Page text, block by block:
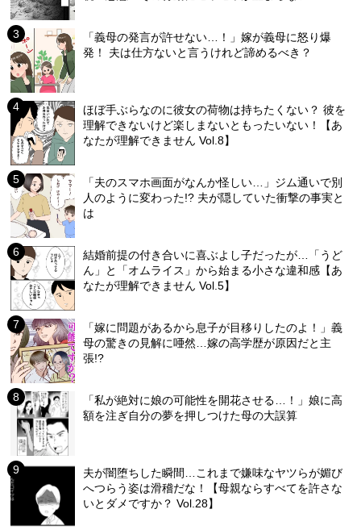
「義母の発言が許せない…！」嫁が義母に怒り爆
発！ 夫は仕方ないと言うけれど諦めるべき？
ほぼ手ぶらなのに彼女の荷物は持ちたくない？ 彼を
理解できないけど楽しまないともったいない！【あ
なたが理解できません Vol.8】
「夫のスマホ画面がなんか怪しい…」ジム通いで別
人のように変わった!? 夫が隠していた衝撃の事実と
は
結婚前提の付き合いに喜ぶよし子だったが…「うど
ん」と「オムライス」から始まる小さな違和感【あ
なたが理解できません Vol.5】
「嫁に問題があるから息子が目移りしたのよ！」義
母の驚きの見解に唖然…嫁の高学歴が原因だと主
張!?
「私が絶対に娘の可能性を開花させる…！」娘に高
額を注ぎ自分の夢を押しつけた母の大誤算
夫が闇堕ちした瞬間…これまで嫌味なヤツらが媚び
へつらう姿は滑稽だな！【母親ならすべてを許さな
いとダメですか？ Vol.28】